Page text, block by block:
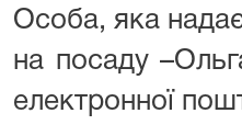
Особа, яка
на посаду
електронної